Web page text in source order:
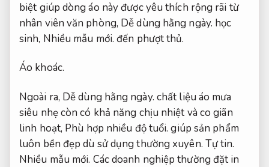
biệt giúp dòng áo này được yêu thích rộng rãi từ
nhân viên văn phòng, Dễ dùng hằng ngày. học
sinh, Nhiều mẫu mới. đến phượt thủ.
Áo khoác.
Ngoài ra, Dễ dùng hằng ngày. chất liệu áo mưa
siêu nhẹ còn có khả năng chịu nhiệt và co giãn
linh hoạt, Phù hợp nhiều độ tuổi. giúp sản phẩm
luôn bền đẹp dù sử dụng thường xuyên. Tự tin.
Nhiều mẫu mới. Các doanh nghiệp thường đặt in